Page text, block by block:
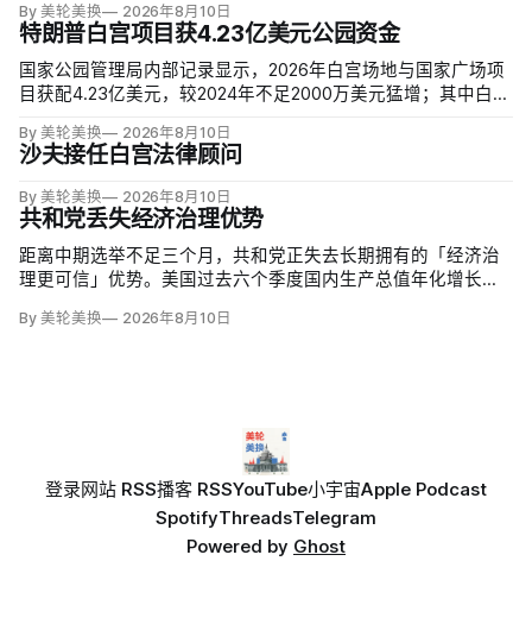
By 美轮美换 2026年8月10日
特朗普白宫项目获4.23亿美元公园资金
国家公园管理局内部记录显示，2026年白宫场地与国家广场项
目获配4.23亿美元，较2024年不足2000万美元猛增；其中白宫
谷等数十座公园资金下降，白宫与国家广场的额度甚至超过九
处知名公园总和。
By 美轮美换 2026年8月10日
沙夫接任白宫法律顾问
By 美轮美换 2026年8月10日
共和党丢失经济治理优势
距离中期选举不足三个月，共和党正失去长期拥有的「经济治
理更可信」优势。美国过去六个季度国内生产总值年化增长
3.5%，恰好吞掉同期工资涨幅；约四分之三受访者仍认为经济
By 美轮美换 2026年8月10日
登录网站 RSS播客 RSSYouTube小宇宙Apple Podcast
SpotifyThreadsTelegram
Powered by Ghost